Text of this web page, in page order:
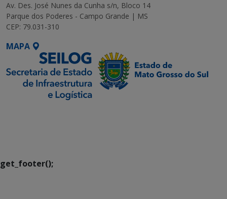
Av. Des. José Nunes da Cunha s/n, Bloco 14
Parque dos Poderes - Campo Grande | MS
CEP: 79.031-310
MAPA
get_footer();